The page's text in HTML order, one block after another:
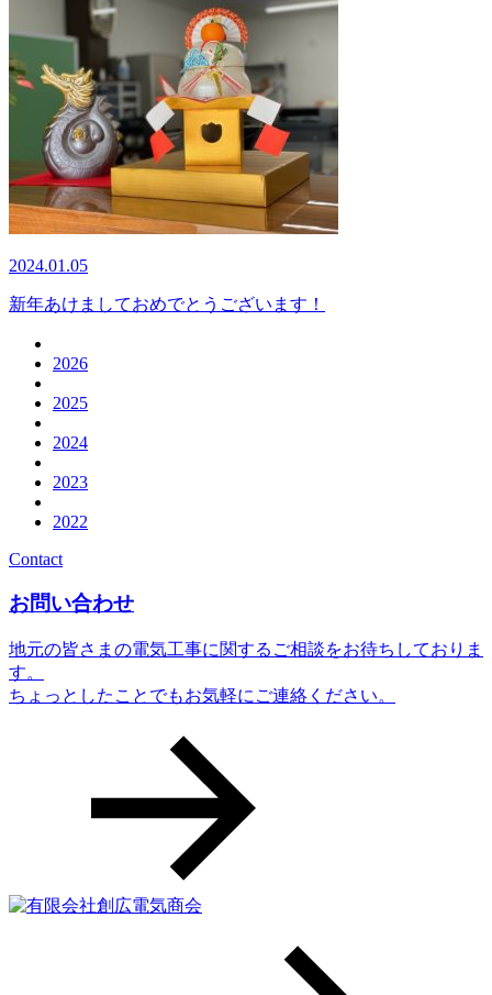
2024.01.05
新年あけましておめでとうございます！
2026
2025
2024
2023
2022
Contact
お問い合わせ
地元の皆さまの電気工事に関するご相談をお待ちしておりま
す。
ちょっとしたことでもお気軽にご連絡ください。